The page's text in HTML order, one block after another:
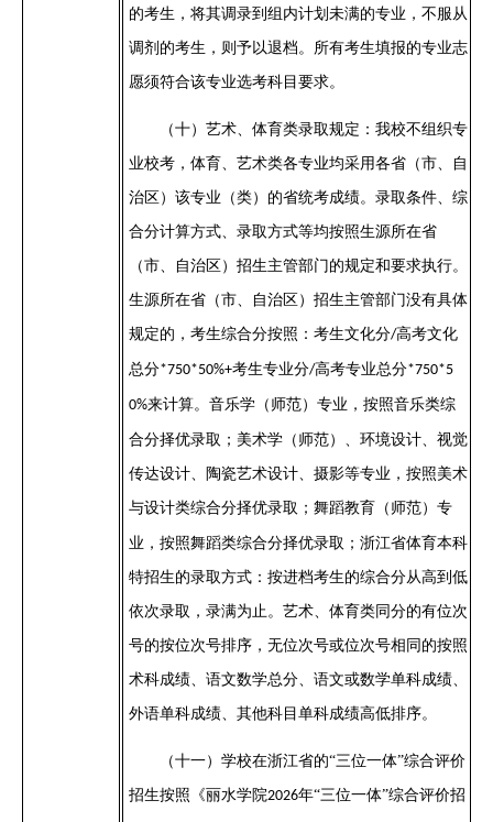
的考生，将其调录到组内计划未满的专业，不服从
调剂的考生，则予以退档。 所有考生填报的专业志
愿须符合该专业选考科目要求。
（十） 艺术、体育类录取规定：我校不组织专
业校考，体育、艺术类各专业均采用各省（市、自
治区）该专业（类）的省统考成绩。录取条件、综
合分计算方式、录取方式等均按照生源所在省
（市、自治区）招生主管部门的规定和要求执行。
生源所在省（市、自治区）招生主管部门没有具体
规定的，考生综合分按照：考生文化分/高考文化
总分*750*50%+考生专业分/高考专业总分*750*5
0%来计算。音乐学（师范）专业，按照音乐类综
合分择优录取；美术学（师范）、环境设计、视觉
传达设计、陶瓷艺术设计、 摄影等专业，按照美术
与设计类综合分择优录取； 舞蹈教育（师范）专
业，按照舞蹈类综合分择优录取 ；浙江省体育本科
特招生的录取方式：按进档考生的综合分从高到低
依次录取，录满为止。 艺术、体育类同分的有位次
号的按位次号排序，无位次号或位次号相同的按照
术科成绩、 语文数学总分、语文或数学单科成绩、
外语单科成绩、 其他科目 单科成绩高低排序。
（十一） 学校在浙江省的“三位一体”综合评价
招生按照《丽水学院2026年“三位一体”综合评价招